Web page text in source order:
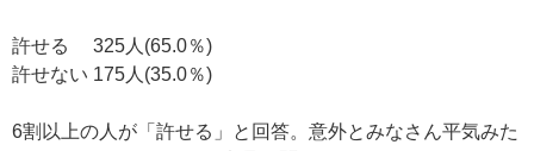
許せる 325人(65.0％)
許せない 175人(35.0％)
6割以上の人が「許せる」と回答。意外とみなさん平気みた